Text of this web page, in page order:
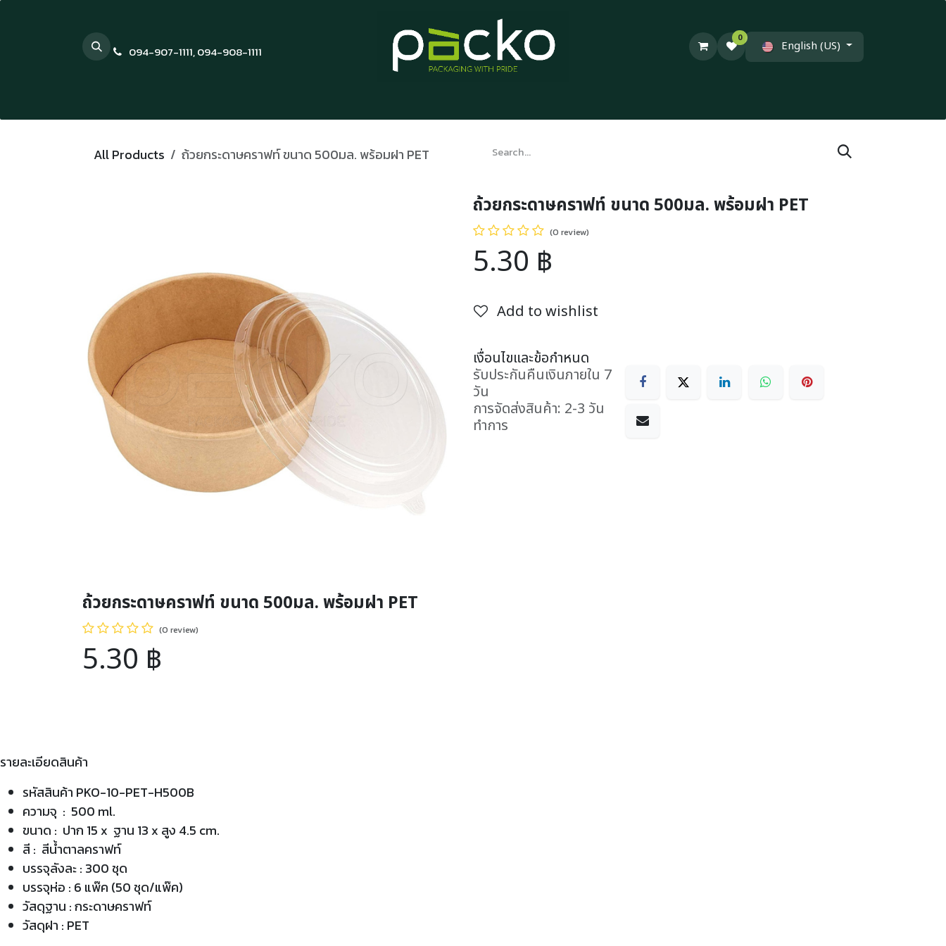
094-907-1111,094-908-1111
0
English (US)
All Products ถ้วยกระดาษคราฟท์ ขนาด 500มล. พร้อมฝา PET
ถ้วยกระดาษคราฟท์ ขนาด 500มล. พร้อมฝา PET
(0 review)
5.30 ฿
Add to wishlist
เงื่อนไขและข้อกำหนด
รับประกันคืนเงินภายใน 7
วัน
การจัดส่งสินค้า: 2-3 วัน
ทำการ
ถ้วยกระดาษคราฟท์ ขนาด 500มล. พร้อมฝา PET
(0 review)
5.30 ฿
รายละเอียดสินค้า
รหัสสินค้า PKO-10-PET-H500B
ความจุ : 500 ml.
ขนาด : ปาก 15 x ฐาน 13 x สูง 4.5 cm.
สี : สีน้ำตาลคราฟท์
บรรจุลังละ : 300 ชุด
บรรจุห่อ : 6 แพ๊ค (50 ชุด/แพ๊ค)
วัสดุฐาน : กระดาษคราฟท์
วัสดุฝา : PET